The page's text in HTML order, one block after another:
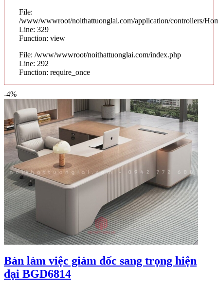
File:
/www/wwwroot/noithattuonglai.com/application/controllers/
Line: 329
Function: view
File: /www/wwwroot/noithattuonglai.com/index.php
Line: 292
Function: require_once
-4%
Bàn làm việc giám đốc sang trọng hiện
đại BGD6814